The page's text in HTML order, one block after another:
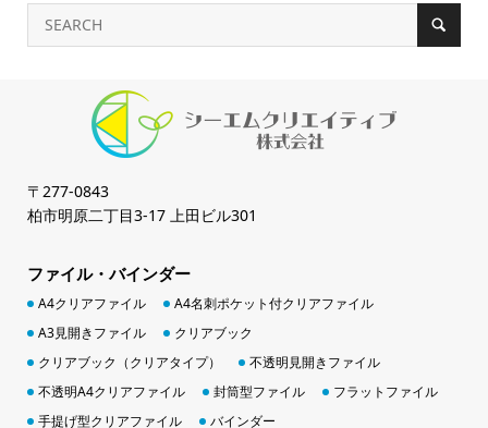
〒277-0843
柏市明原二丁目3-17 上田ビル301
ファイル・バインダー
A4クリアファイル
A4名刺ポケット付クリアファイル
A3見開きファイル
クリアブック
クリアブック（クリアタイプ）
不透明見開きファイル
不透明A4クリアファイル
封筒型ファイル
フラットファイル
手提げ型クリアファイル
バインダー